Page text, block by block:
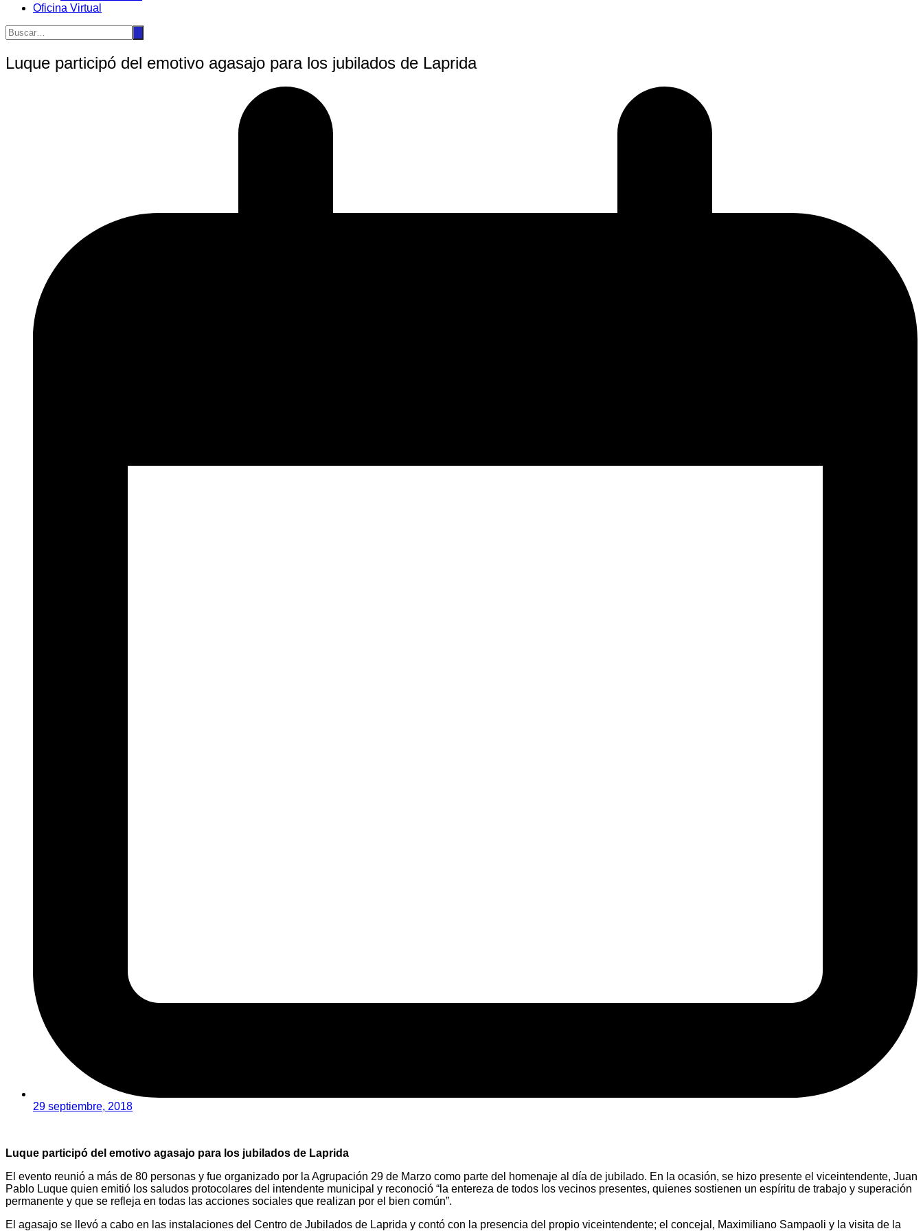
Oficina Virtual
Luque participó del emotivo agasajo para los jubilados de Laprida
29 septiembre, 2018
Luque participó del emotivo agasajo para los jubilados de Laprida
El evento reunió a más de 80 personas y fue organizado por la Agrupación 29 de Marzo como parte del homenaje al día de jubilado. En la ocasión, se hizo presente el viceintendente, Juan
Pablo Luque quien emitió los saludos protocolares del intendente municipal y reconoció “la entereza de todos los vecinos presentes, quienes sostienen un espíritu de trabajo y superación
permanente y que se refleja en todas las acciones sociales que realizan por el bien común”.
El agasajo se llevó a cabo en las instalaciones del Centro de Jubilados de Laprida y contó con la presencia del propio viceintendente; el concejal, Maximiliano Sampaoli y la visita de la